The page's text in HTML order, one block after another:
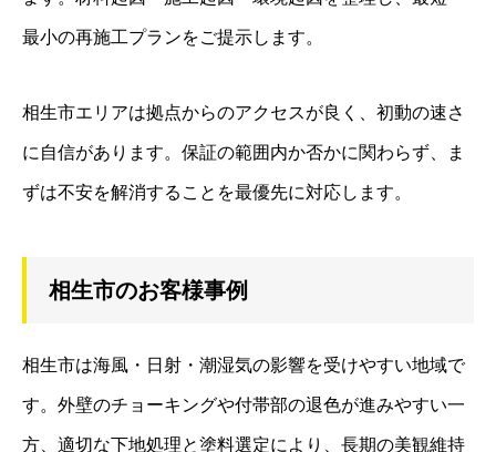
最小の再施工プランをご提示します。
相生市エリアは拠点からのアクセスが良く、初動の速さ
に自信があります。保証の範囲内か否かに関わらず、ま
ずは不安を解消することを最優先に対応します。
相生市のお客様事例
相生市は海風・日射・潮湿気の影響を受けやすい地域で
す。外壁のチョーキングや付帯部の退色が進みやすい一
方、適切な下地処理と塗料選定により、長期の美観維持